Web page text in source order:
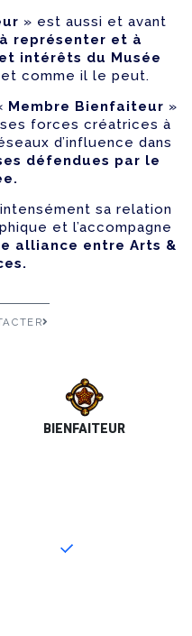
» est aussi et avant
représenter et à
intérêts du Musée
comme il le peut.
Membre Bienfaiteur »
forces créatrices à
d’influence dans
défendues par le
sa relation
et l’accompagne
alliance entre Arts &
BIENFAITEUR